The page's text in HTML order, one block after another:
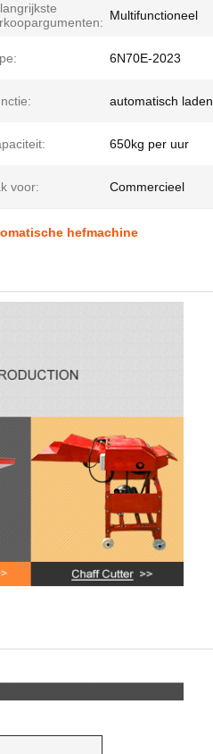
Multifunctioneel
6N70E-2023
automatisch laden
650kg per uur
voor: Commercieel
hefmachine